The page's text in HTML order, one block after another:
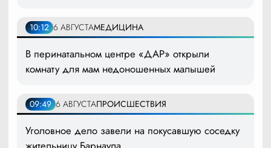
10:12 6 АВГУСТАМЕДИЦИНА
В перинатальном центре «ДАР» открыли
комнату для мам недоношенных малышей
09:49 6 АВГУСТАПРОИСШЕСТВИЯ
Уголовное дело завели на покусавшую соседку